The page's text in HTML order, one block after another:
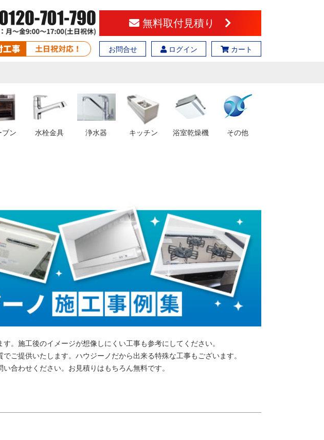
無料取付見積り
お問合せ ログイン カート
ブン 水栓金具 浄水器 キッチン 浴室乾燥機 その他
。施工後のイメージが想像しにくい工事も参考にしてください。
ご提供いたします。ハウジーノだから出来る特殊な工事もございます。
合わせください。お見積りはもちろん無料です。